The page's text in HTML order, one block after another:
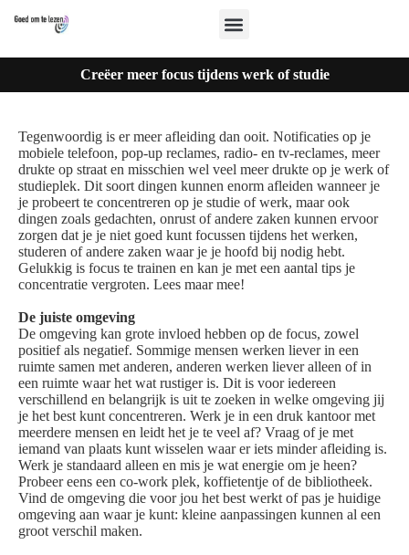
Creëer meer focus tijdens werk of studie
Tegenwoordig is er meer afleiding dan ooit. Notificaties op je
mobiele telefoon, pop-up reclames, radio- en tv-reclames, meer
drukte op straat en misschien wel veel meer drukte op je werk of
studieplek. Dit soort dingen kunnen enorm afleiden wanneer je
je probeert te concentreren op je studie of werk, maar ook
dingen zoals gedachten, onrust of andere zaken kunnen ervoor
zorgen dat je je niet goed kunt focussen tijdens het werken,
studeren of andere zaken waar je je hoofd bij nodig hebt.
Gelukkig is focus te trainen en kan je met een aantal tips je
concentratie vergroten. Lees maar mee!
De juiste omgeving
De omgeving kan grote invloed hebben op de focus, zowel
positief als negatief. Sommige mensen werken liever in een
ruimte samen met anderen, anderen werken liever alleen of in
een ruimte waar het wat rustiger is. Dit is voor iedereen
verschillend en belangrijk is uit te zoeken in welke omgeving jij
je het best kunt concentreren. Werk je in een druk kantoor met
meerdere mensen en leidt het je te veel af? Vraag of je met
iemand van plaats kunt wisselen waar er iets minder afleiding is.
Werk je standaard alleen en mis je wat energie om je heen?
Probeer eens een co-work plek, koffietentje of de bibliotheek.
Vind de omgeving die voor jou het best werkt of pas je huidige
omgeving aan waar je kunt: kleine aanpassingen kunnen al een
groot verschil maken.